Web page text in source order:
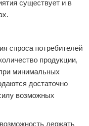
существует и в
спроса потребителей
продукции,
минимальных
достаточно
возможных
держать